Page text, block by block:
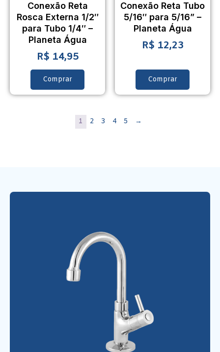
Conexão Reta
Rosca Externa 1/2″
para Tubo 1/4″ –
Planeta Água
R$ 14,95
Comprar
Conexão Reta Tubo
5/16″ para 5/16” –
Planeta Água
R$ 12,23
Comprar
1 2 3 4 5 →